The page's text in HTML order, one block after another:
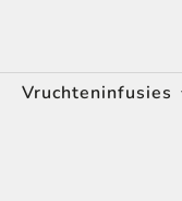
Vruchteninfusies